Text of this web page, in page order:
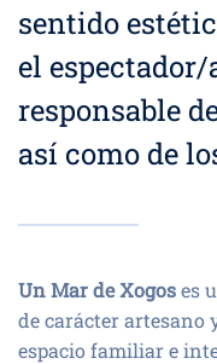
sentido
el
responsable
así como de
Un Mar de Xogoses
de carácter artesano
espacio familiar e